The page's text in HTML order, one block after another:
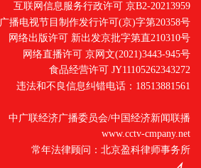
互联网信息服务行政许可 京B2-20213959
广播电视节目制作发行许可(京)字第20358号
网络出版许可 新出发京批字第直210310号
网络直播许可 京网文(2021)3443-945号
食品经营许可 JY11105262343272
违法和不良信息纠错电话：18513881561
中广联经济广播委员会/中国经济新闻联播
www.cctv-cmpany.net
常年法律顾问：北京盈科律师事务所